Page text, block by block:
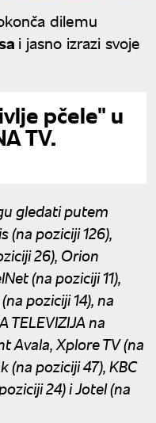
dilemu
i jasno izrazi svoje
pčele" u
TV.
gledati putem
(na poziciji 126),
26), Orion
(na poziciji 11),
poziciji 14), na
TELEVIZIJA na
Avala, Xplore TV (na
(na poziciji 47), KBC
24) i Jotel (na